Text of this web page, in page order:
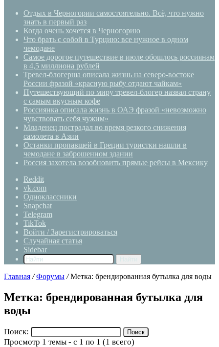
Отдых в Черногории самостоятельно. Всё, что нужно
знать в первый раз
Когда очень хочется в Черногорию
Что брать с собой в Турцию: все нужное в одном
чемодане
Самое дорогое путешествие в июле обошлось россиянам
в 4,5 миллиона рублей
Тревел-блогерша описала жизнь на северо-востоке
России фразой «красную рыбу отдают чайкам»
Путешествующий по миру тревел-блогер назвал страну
с самым вкусным кофе
Россиянка описала жизнь в ОАЭ фразой «невозможно
чувствовать себя чужим»
Младенец пострадал во время резкого снижения
самолета в Азии
Останки пропавшей в Греции туристки нашли в
чемодане в заброшенном здании
Россия захотела возобновить прямые рейсы в Мексику
Reddit
vk.com
Одноклассники
Snapchat
Telegram
TikTok
Войти / Зарегистрироваться
Случайная статья
Sidebar
Главная / Форумы / Метка: брендированная бутылка для воды
Метка: брендированная бутылка для
воды
Поиск:
Просмотр 1 темы - с 1 по 1 (1 всего)